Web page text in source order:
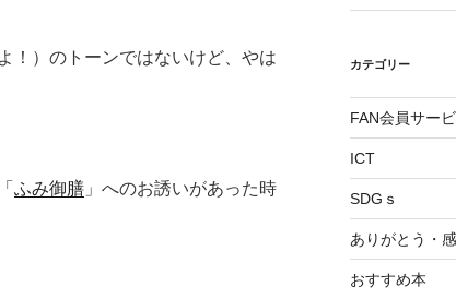
！）のトーンではないけど、やは
ふみ御膳 」へのお誘いがあった時
カテゴリー
FAN会員サー
ICT
SDGｓ
ありがとう・
おすすめ本